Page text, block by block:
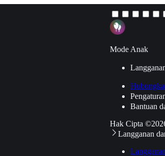
Mode Anak
Bantuan
Hak Cipta
Langganan